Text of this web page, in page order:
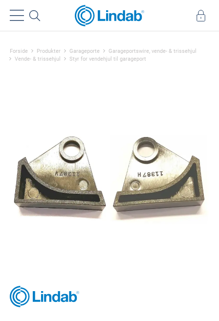
Forside Produkter Garageporte
Garageportswire, vende- & trissehjul
Vende- & trissehjul
Styr for vendehjul til garageport